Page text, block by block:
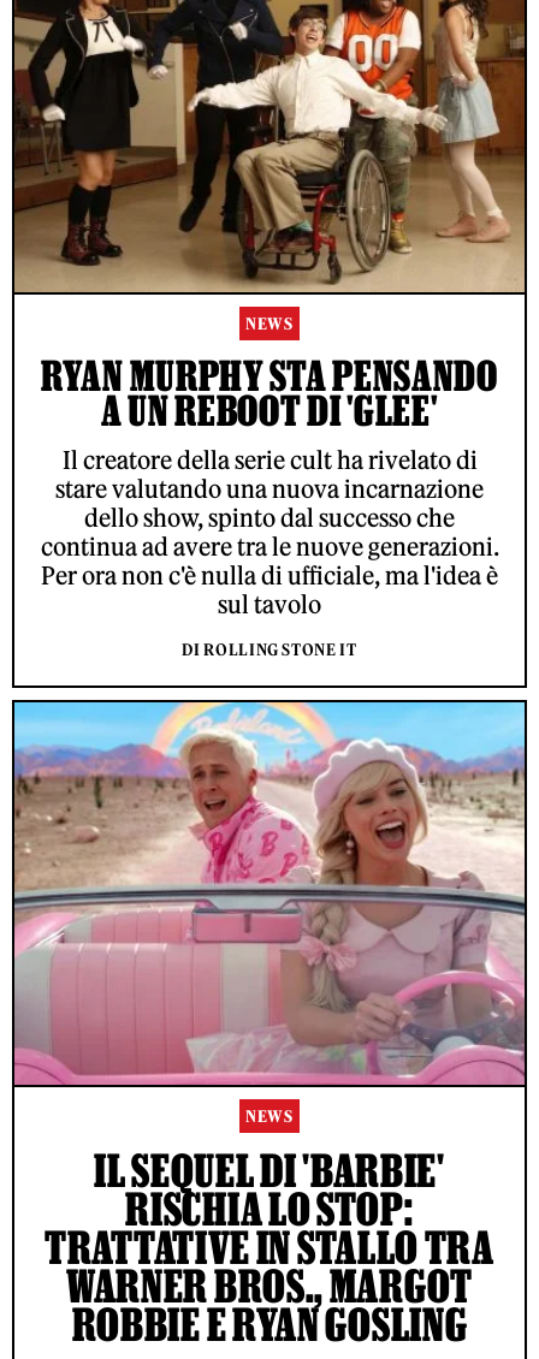
NEWS
RYAN MURPHY STA PENSANDO
A UN REBOOT DI 'GLEE'
Il creatore della serie cult ha rivelato di
stare valutando una nuova incarnazione
dello show, spinto dal successo che
continua ad avere tra le nuove generazioni.
Per ora non c'è nulla di ufficiale, ma l'idea è
sul tavolo
DI ROLLING STONE IT
NEWS
IL SEQUEL DI 'BARBIE'
RISCHIA LO STOP:
TRATTATIVE IN STALLO TRA
WARNER BROS., MARGOT
ROBBIE E RYAN GOSLING